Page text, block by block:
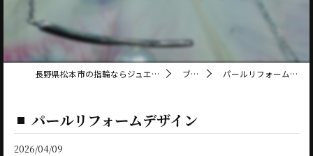
長野県松本市の指輪ならジュエリーサロン鶴 ブログ パールリフォームデザイン
パールリフォームデザイン
2026/04/09